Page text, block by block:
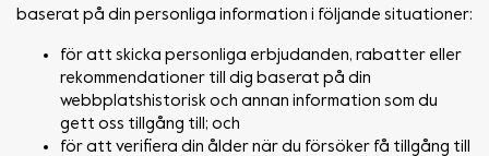
baserat på din personliga information i följande situationer:
för att skicka personliga erbjudanden, rabatter eller
rekommendationer till dig baserat på din
webbplatshistorisk och annan information som du
gett oss tillgång till; och
för att verifiera din ålder när du försöker få tillgång till